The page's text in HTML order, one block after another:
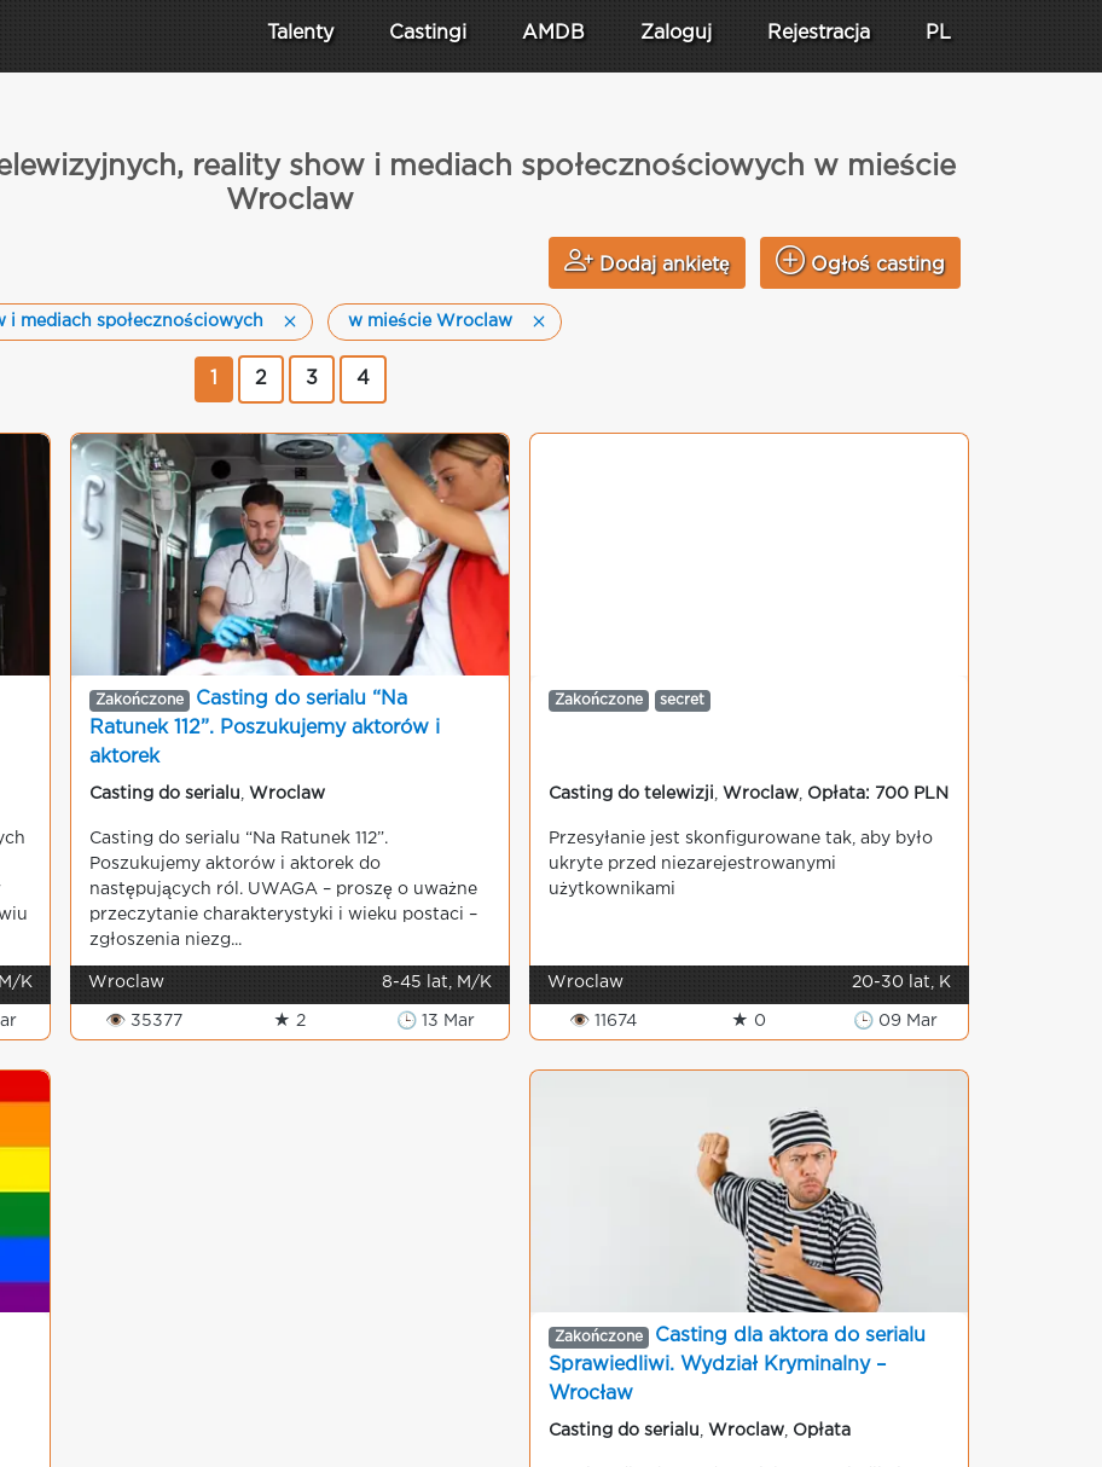
Talenty Castingi AMDB Zaloguj Rejestracja PL
reality show i mediach społecznościowych w mieście
Wroclaw
Dodaj ankietę Ogłoś casting
mediach społecznościowych w mieście Wroclaw
2 3 4
K
Zakończone
Casting do serialu “Na
Ratunek 112”. Poszukujemy aktorów i
aktorek
Casting do serialu Wroclaw
Casting do serialu “Na Ratunek 112”.
Poszukujemy aktorów i aktorek do
następujących ról. UWAGA – proszę o uważne
przeczytanie charakterystyki i wieku postaci –
zgłoszenia niezg...
Wroclaw 8-45 lat, M/K
👁 35377 ★ 2 🕒 13 Mar
Zakończone secret
Casting do telewizji Wroclaw Opłata: 700 PLN
Przesyłanie jest skonfigurowane tak, aby było
ukryte przed niezarejestrowanymi
użytkownikami
Wroclaw 20-30 lat, K
👁 11674 ★ 0 🕒 09 Mar
Zakończone
Casting dla aktora do serialu
Sprawiedliwi. Wydział Kryminalny –
Wrocław
Casting do serialu Wroclaw Opłata